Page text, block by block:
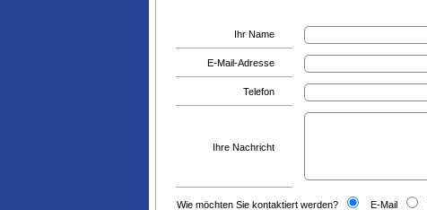
Ihr Name
E-Mail-Adresse
Telefon
Ihre Nachricht
Wie möchten Sie kontaktiert werden? E-Mail